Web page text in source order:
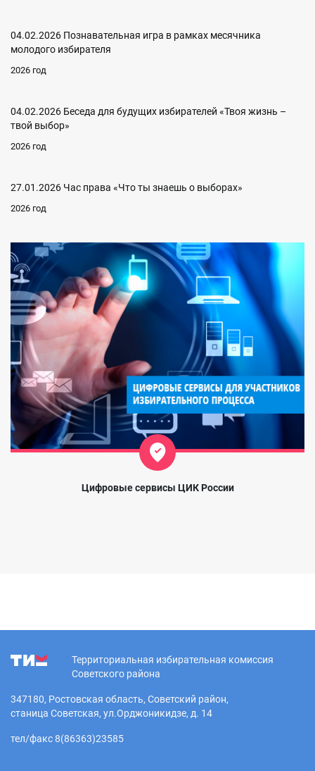
04.02.2026 Познавательная игра в рамках месячника
молодого избирателя
2026 год
04.02.2026 Беседа для будущих избирателей «Твоя жизнь –
твой выбор»
2026 год
27.01.2026 Час права «Что ты знаешь о выборах»
2026 год
Цифровые сервисы ЦИК России
Территориальная избирательная комиссия
Советского района
347180, Ростовская область, Советский район,
станица Советская, ул.Орджоникидзе, д. 14
тел/факс 8(86363)23585